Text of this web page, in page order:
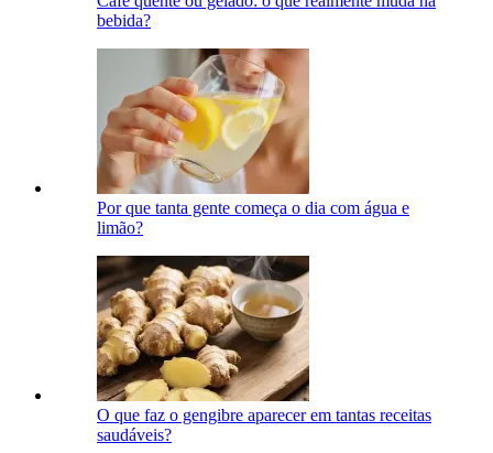
bebida?
Por que tanta gente começa o dia com água e
limão?
O que faz o gengibre aparecer em tantas receitas
saudáveis?